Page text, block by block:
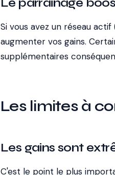
Si vous avez un réseau
augmenter vos gains.
supplémentaires
Les limites à
Les gains sont
C'est le point le plus